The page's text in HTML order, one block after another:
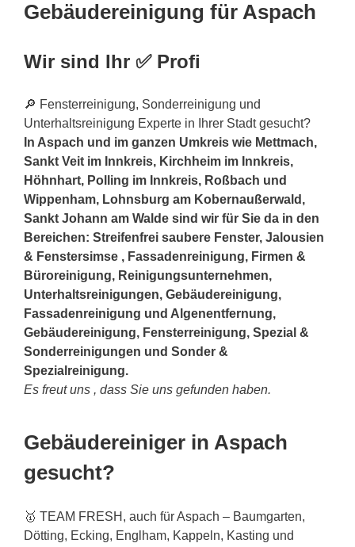
Gebäudereinigung für Aspach
Wir sind Ihr ✅ Profi
🔎 Fensterreinigung, Sonderreinigung und
Unterhaltsreinigung Experte in Ihrer Stadt gesucht?
In Aspach und im ganzen Umkreis wie Mettmach,
Sankt Veit im Innkreis, Kirchheim im Innkreis,
Höhnhart, Polling im Innkreis, Roßbach und
Wippenham, Lohnsburg am Kobernaußerwald,
Sankt Johann am Walde sind wir für Sie da in den
Bereichen: Streifenfrei saubere Fenster, Jalousien
& Fenstersimse , Fassadenreinigung, Firmen &
Büroreinigung, Reinigungsunternehmen,
Unterhaltsreinigungen, Gebäudereinigung,
Fassadenreinigung und Algenentfernung,
Gebäudereinigung, Fensterreinigung, Spezial &
Sonderreinigungen und Sonder &
Spezialreinigung.
Es freut uns , dass Sie uns gefunden haben.
Gebäudereiniger in Aspach
gesucht?
🥇 TEAM FRESH, auch für Aspach – Baumgarten,
Dötting, Ecking, Englham, Kappeln, Kasting und